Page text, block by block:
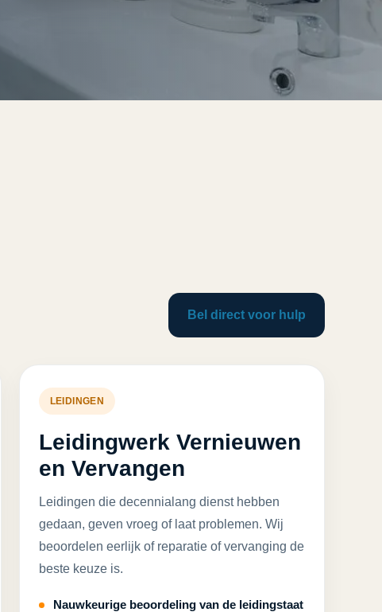
Bel direct voor hulp
LEIDINGEN
Leidingwerk Vernieuwen
en Vervangen
Leidingen die decennialang dienst hebben
gedaan, geven vroeg of laat problemen. Wij
beoordelen eerlijk of reparatie of vervanging de
beste keuze is.
Nauwkeurige beoordeling van de leidingstaat